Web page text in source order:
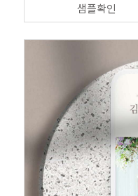
샘플확인